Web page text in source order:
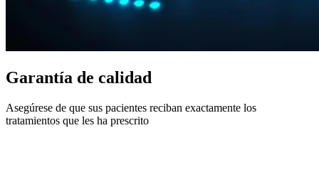
Garantía de calidad
Asegúrese de que sus pacientes reciban exactamente los
tratamientos que les ha prescrito